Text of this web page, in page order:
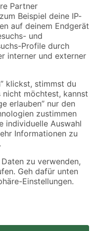
Angebote sind unter
Verfügbarkeiten beziehen
Artikel mit Speditionsversand, hier